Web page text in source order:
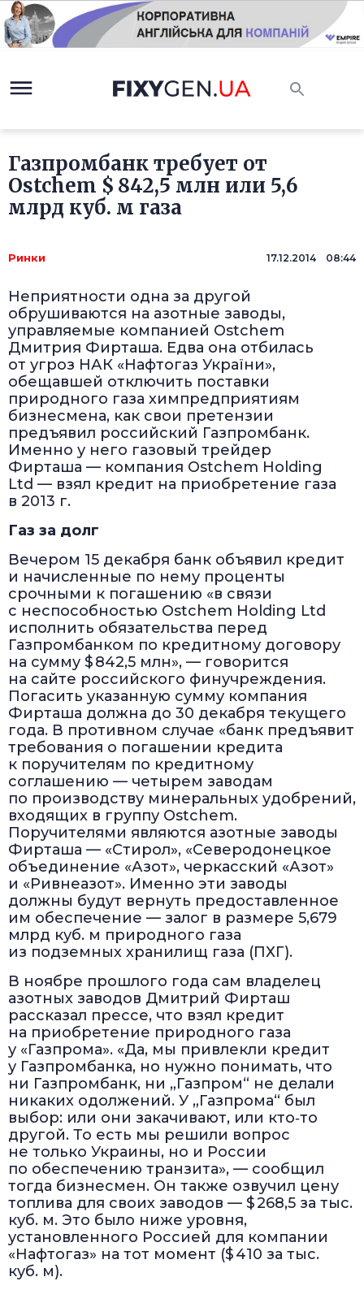
Газпромбанк требует от
Ostchem $ 842,5 млн или 5,6
млрд куб. м газа
Ринки 17.12.2014 08:44
Неприятности одна за другой
обрушиваются на азотные заводы,
управляемые компанией Ostchem
Дмитрия Фирташа. Едва она отбилась
от угроз НАК «Нафтогаз України»,
обещавшей отключить поставки
природного газа химпредприятиям
бизнесмена, как свои претензии
предъявил российский Газпромбанк.
Именно у него газовый трейдер
Фирташа — компания Ostchem Holding
Ltd — взял кредит на приобретение газа
в 2013 г.
Газ за долг
Вечером 15 декабря банк объявил кредит
и начисленные по нему проценты
срочными к погашению «в связи
с неспособностью Ostchem Holding Ltd
исполнить обязательства перед
Газпромбанком по кредитному договору
на сумму $ 842,5 млн», — говорится
на сайте российского финучреждения.
Погасить указанную сумму компания
Фирташа должна до 30 декабря текущего
года. В противном случае «банк предъявит
требования о погашении кредита
к поручителям по кредитному
соглашению — четырем заводам
по производству минеральных удобрений,
входящих в группу Ostchem.
Поручителями являются азотные заводы
Фирташа — «Стирол», «Северодонецкое
объединение «Азот», черкасский «Азот»
и «Ривнеазот». Именно эти заводы
должны будут вернуть предоставленное
им обеспечение — залог в размере 5,679
млрд куб. м природного газа
из подземных хранилищ газа (ПХГ).
В ноябре прошлого года сам владелец
азотных заводов Дмитрий Фирташ
рассказал прессе, что взял кредит
на приобретение природного газа
у «Газпрома». «Да, мы привлекли кредит
у Газпромбанка, но нужно понимать, что
ни Газпромбанк, ни „Газпром“ не делали
никаких одолжений. У „Газпрома“ был
выбор: или они закачивают, или кто‑то
другой. То есть мы решили вопрос
не только Украины, но и России
по обеспечению транзита», — сообщил
тогда бизнесмен. Он также озвучил цену
топлива для своих заводов — $ 268,5 за тыс.
куб. м. Это было ниже уровня,
установленного Россией для компании
«Нафтогаз» на тот момент ($ 410 за тыс.
куб. м).